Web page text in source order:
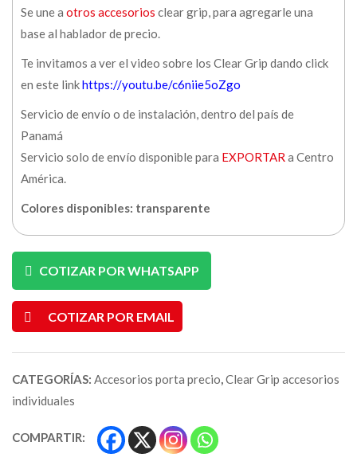
Se une a otros accesorios clear grip, para agregarle una
base al hablador de precio.
Te invitamos a ver el video sobre los Clear Grip dando click
en este linkhttps://youtu.be/c6niie5oZgo
Servicio de envío o de instalación, dentro del país de
Panamá
Servicio solo de envío disponible para EXPORTAR a Centro
América.
Colores disponibles: transparente
COTIZAR POR WHATSAPP
COTIZAR POR EMAIL
CATEGORÍAS: Accesorios porta precio,Clear Grip accesorios
individuales
COMPARTIR: